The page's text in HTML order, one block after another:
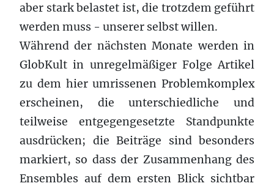
aber stark belastet ist, die trotzdem geführt
werden muss - unserer selbst willen.
Während der nächsten Monate werden in
GlobKult in unregelmäßiger Folge Artikel
zu dem hier umrissenen Problemkomplex
erscheinen, die unterschiedliche und
teilweise entgegengesetzte Standpunkte
ausdrücken; die Beiträge sind besonders
markiert, so dass der Zusammenhang des
Ensembles auf dem ersten Blick sichtbar